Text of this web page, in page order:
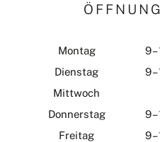
Montag
9
Dienstag
9
Mittwoch
Donnerstag
9
Freitag
9